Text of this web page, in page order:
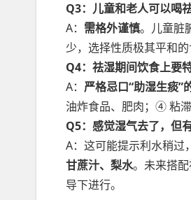
Q3：儿童和老人可以喝
A： 需格外谨慎。儿童脏
少，选择性质极其平和
Q4：祛湿期间饮食上要
A： 严格忌口“助湿生痰”
油炸食品、肥肉；④ 粘
Q5：感觉湿气去了，但
A：这可能提示利水稍过
甘蔗汁、梨水。未来搭
导下进行。